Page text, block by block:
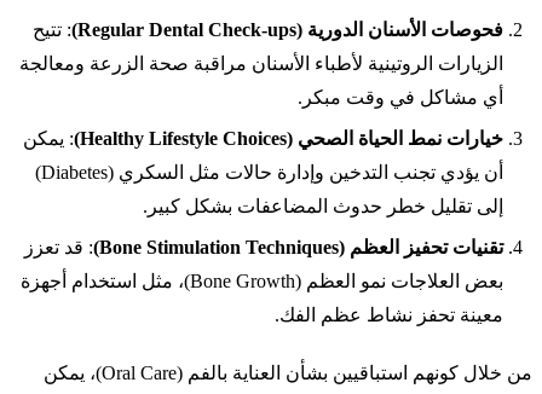
فحوصات الأسنان الدورية (Regular Dental Check-ups)
: تتيح
الزيارات الروتينية لأطباء الأسنان مراقبة صحة الزرعة ومعالجة
أي مشاكل في وقت مبكر.
خيارات نمط الحياة الصحي (Healthy Lifestyle Choices)
: يمكن
أن يؤدي تجنب التدخين وإدارة حالات مثل السكري (Diabetes)
إلى تقليل خطر حدوث المضاعفات بشكل كبير.
تقنيات تحفيز العظم (Bone Stimulation Techniques)
: قد تعزز
بعض العلاجات نمو العظم (Bone Growth)، مثل استخدام أجهزة
معينة تحفز نشاط عظم الفك.
من خلال كونهم استباقيين بشأن العناية بالفم (Oral Care)، يمكن